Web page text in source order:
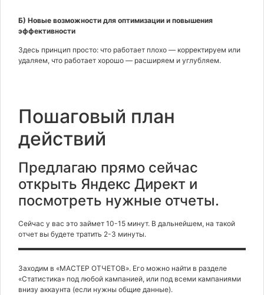
Б) Новые возможности для оптимизации и повышения
эффективности
Здесь принцип просто: что работает плохо — корректируем или
удаляем, что работает хорошо — расширяем и углубляем.
Пошаговый план
действий
Предлагаю прямо сейчас
открыть Яндекс Директ и
посмотреть нужные отчеты.
Сейчас у вас это займет 10-15 минут. В дальнейшем, на такой
отчет вы будете тратить 2-3 минуты.
Заходим в «МАСТЕР ОТЧЕТОВ». Его можно найти в разделе
«Статистика» под любой кампанией, или под всеми кампаниями
внизу аккаунта (если нужны общие данные).